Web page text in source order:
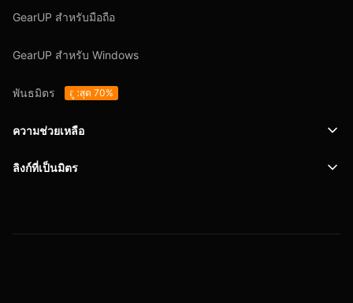
GearUP สำหรับมือถือ
GearUP สำหรับ Windows
พันธมิตร สูงสุด 70%
ความช่วยเหลือ
การสนับสนุน
ลิงก์ที่เป็นมิตร